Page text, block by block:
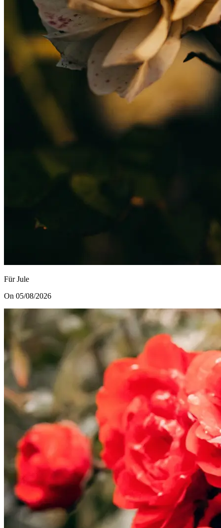
Für Jule
On 05/08/2026